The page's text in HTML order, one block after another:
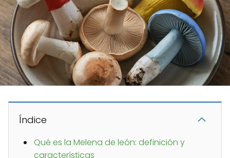
Índice
Qué es la Melena de león: definición y
características